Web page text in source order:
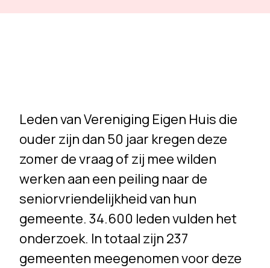
Leden van Vereniging Eigen Huis die
ouder zijn dan 50 jaar kregen deze
zomer de vraag of zij mee wilden
werken aan een peiling naar de
seniorvriendelijkheid van hun
gemeente. 34.600 leden vulden het
onderzoek. In totaal zijn 237
gemeenten meegenomen voor deze